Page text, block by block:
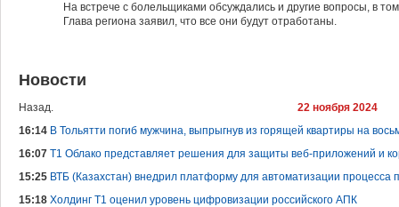
На встрече с болельщиками обсуждались и другие вопросы, в
Глава региона заявил, что все они будут отработаны.
Новости
Назад.
22 ноября 2024
16:14 В Тольятти погиб мужчина, выпрыгнув из горящей квартиры на
16:07 Т1 Облако представляет решения для защиты веб-приложений и
15:25 ВТБ (Казахстан) внедрил платформу для автоматизации процесса
15:18 Холдинг Т1 оценил уровень цифровизации российского АПК